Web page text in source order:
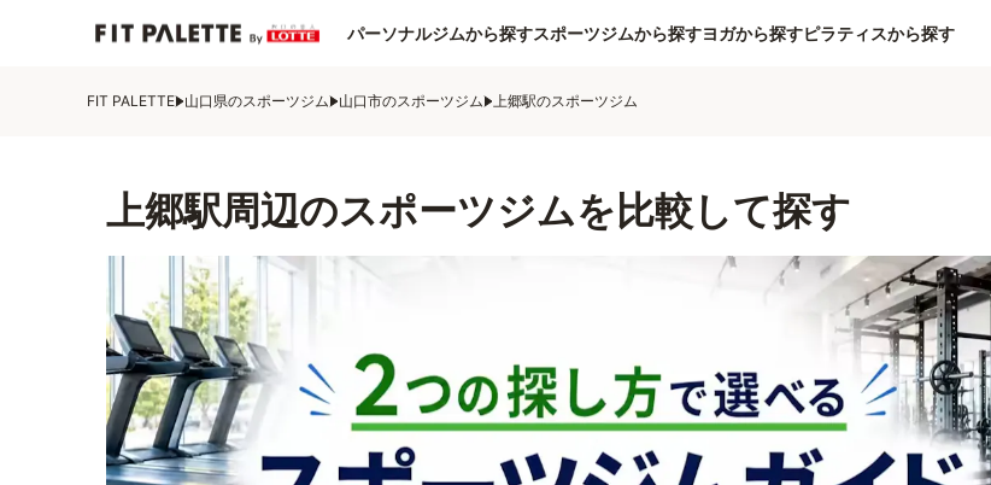
パーソナルジムから探すスポーツジムから探すヨガから探すピラティスから探す
FIT PALETTE 山口県のスポーツジム 山口市のスポーツジム 上郷駅のスポーツジム
上郷駅周辺のスポーツジムを比較して探す